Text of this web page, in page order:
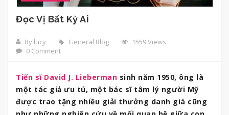
Đọc Vị Bất Kỳ Ai
By lucy General Blog
1559 Views
0 Comment
Tiến sĩ David J. Lieberman sinh năm 1950, ông là
một tác giả ưu tú, một bác sĩ tâm lý người Mỹ
được trao tặng nhiều giải thưởng danh giá cũng